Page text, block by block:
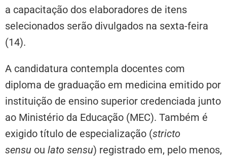
a capacitação dos elaboradores de itens
selecionados serão divulgados na sexta-feira
(14).
A candidatura contempla docentes com
diploma de graduação em medicina emitido por
instituição de ensino superior credenciada junto
ao Ministério da Educação (MEC). Também é
exigido título de especialização (stricto
sensu ou lato sensu) registrado em, pelo menos,